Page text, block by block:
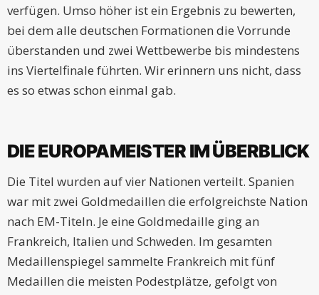
verfügen. Umso höher ist ein Ergebnis zu bewerten,
bei dem alle deutschen Formationen die Vorrunde
überstanden und zwei Wettbewerbe bis mindestens
ins Viertelfinale führten. Wir erinnern uns nicht, dass
es so etwas schon einmal gab.
DIE EUROPAMEISTER IM ÜBERBLICK
Die Titel wurden auf vier Nationen verteilt. Spanien
war mit zwei Goldmedaillen die erfolgreichste Nation
nach EM-Titeln. Je eine Goldmedaille ging an
Frankreich, Italien und Schweden. Im gesamten
Medaillenspiegel sammelte Frankreich mit fünf
Medaillen die meisten Podestplätze, gefolgt von